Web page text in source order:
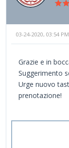
03-24-2020, 03:54 PM
Grazie e in
Suggerimento
Urge nuovo
prenotazione!